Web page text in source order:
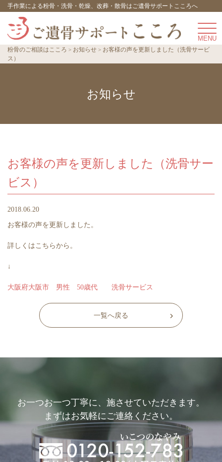
手作業による粉骨・洗骨・乾燥、改葬・散骨はご遺骨サポートこころへ
粉骨のご相談はこころ お知らせ
お客様の声を更新しました（洗骨サービ
ス）
お知らせ
お客様の声を更新しました（洗骨サー
ビス）
2018.06.20
お客様の声を更新しました。
詳しくはこちらから。
↓
大阪府大阪市 男性 50歳代 洗骨サービス
一覧へ戻る
お一つお一つ丁寧に、施させていただきます。
まずはお気軽にご連絡ください。